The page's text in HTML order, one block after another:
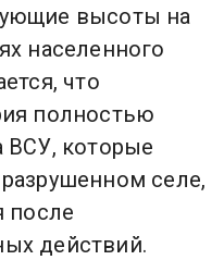
высоты на
населенного
что
полностью
ВСУ, которые
селе,
после
действий.